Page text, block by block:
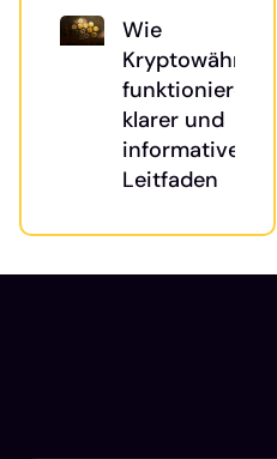
Wie
funktionieren:
klarer und
informativer
Leitfaden